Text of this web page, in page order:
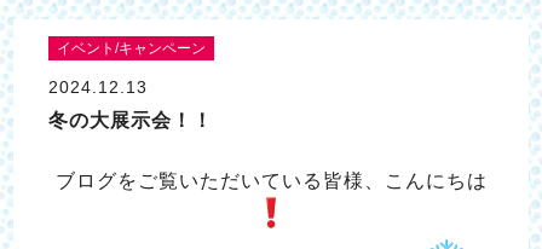
イベント/キャンペーン
2024.12.13
冬の大展示会！！
ブログをご覧いただいている皆様、こんにちは